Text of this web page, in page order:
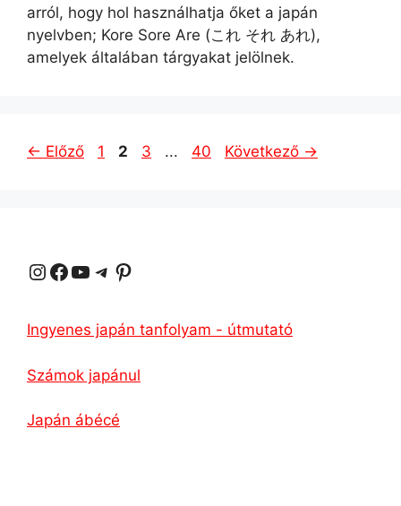
arról, hogy hol használhatja őket a japán
nyelvben; Kore Sore Are (これ それ あれ),
amelyek általában tárgyakat jelölnek.
← Előző Oldal
1 Oldal
2 Oldal
3 ... Oldal
40 Következő →
Instagram Facebook YouTube Távirat Pinterest
Ingyenes japán tanfolyam - útmutató
Számok japánul
Japán ábécé